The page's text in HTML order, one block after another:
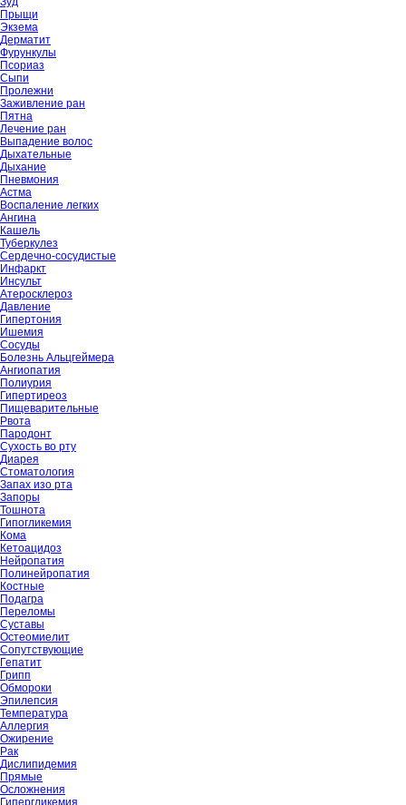
Прыщи
Экзема
Дерматит
Фурункулы
Псориаз
Сыпи
Пролежни
Заживление ран
Пятна
Лечение ран
Выпадение волос
Дыхательные
Дыхание
Пневмония
Астма
Воспаление легких
Ангина
Кашель
Туберкулез
Сердечно-сосудистые
Инфаркт
Инсульт
Атеросклероз
Давление
Гипертония
Ишемия
Сосуды
Болезнь Альцгеймера
Ангиопатия
Полиурия
Гипертиреоз
Пищеварительные
Рвота
Пародонт
Сухость во рту
Диарея
Стоматология
Запах изо рта
Запоры
Тошнота
Гипогликемия
Кома
Кетоацидоз
Нейропатия
Полинейропатия
Костные
Подагра
Переломы
Суставы
Остеомиелит
Сопутствующие
Гепатит
Грипп
Обмороки
Эпилепсия
Температура
Аллергия
Ожирение
Рак
Дислипидемия
Прямые
Осложнения
Гипергликемия